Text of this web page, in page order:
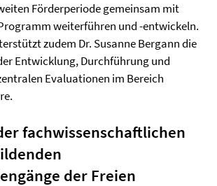
Förderperiode gemeinsam mit
weiterführen und -entwickeln.
zudem Dr. Susanne Bergann die
Entwicklung, Durchführung und
Evaluationen im Bereich
fachwissenschaftlichen
der Freien